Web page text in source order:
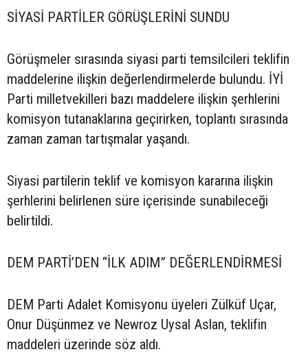
SİYASİ PARTİLER GÖRÜŞLERİNİ SUNDU
Görüşmeler sırasında siyasi parti temsilcileri teklifin
maddelerine ilişkin değerlendirmelerde bulundu. İYİ
Parti milletvekilleri bazı maddelere ilişkin şerhlerini
komisyon tutanaklarına geçirirken, toplantı sırasında
zaman zaman tartışmalar yaşandı.
Siyasi partilerin teklif ve komisyon kararına ilişkin
şerhlerini belirlenen süre içerisinde sunabileceği
belirtildi.
DEM PARTİ’DEN “İLK ADIM” DEĞERLENDİRMESİ
DEM Parti Adalet Komisyonu üyeleri Zülküf Uçar,
Onur Düşünmez ve Newroz Uysal Aslan, teklifin
maddeleri üzerinde söz aldı.